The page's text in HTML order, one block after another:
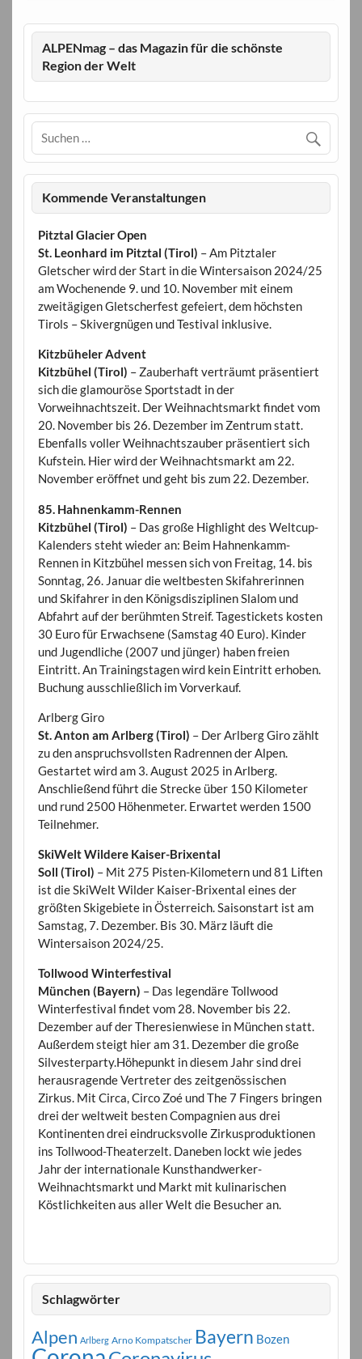
ALPENmag – das Magazin für die schönste
Region der Welt
Kommende Veranstaltungen
Pitztal Glacier Open
St. Leonhard im Pitztal (Tirol) – Am Pitztaler
Gletscher wird der Start in die Wintersaison 2024/25
am Wochenende 9. und 10. November mit einem
zweitägigen Gletscherfest gefeiert, dem höchsten
Tirols – Skivergnügen und Testival inklusive.
Kitzbüheler Advent
Kitzbühel (Tirol) – Zauberhaft verträumt präsentiert
sich die glamouröse Sportstadt in der
Vorweihnachtszeit. Der Weihnachtsmarkt findet vom
20. November bis 26. Dezember im Zentrum statt.
Ebenfalls voller Weihnachtszauber präsentiert sich
Kufstein. Hier wird der Weihnachtsmarkt am 22.
November eröffnet und geht bis zum 22. Dezember.
85. Hahnenkamm-Rennen
Kitzbühel (Tirol) – Das große Highlight des Weltcup-
Kalenders steht wieder an: Beim Hahnenkamm-
Rennen in Kitzbühel messen sich von Freitag, 14. bis
Sonntag, 26. Januar die weltbesten Skifahrerinnen
und Skifahrer in den Königsdisziplinen Slalom und
Abfahrt auf der berühmten Streif. Tagestickets kosten
30 Euro für Erwachsene (Samstag 40 Euro). Kinder
und Jugendliche (2007 und jünger) haben freien
Eintritt. An Trainingstagen wird kein Eintritt erhoben.
Buchung ausschließlich im Vorverkauf.
Arlberg Giro
St. Anton am Arlberg (Tirol) – Der Arlberg Giro zählt
zu den anspruchsvollsten Radrennen der Alpen.
Gestartet wird am 3. August 2025 in Arlberg.
Anschließend führt die Strecke über 150 Kilometer
und rund 2500 Höhenmeter. Erwartet werden 1500
Teilnehmer.
SkiWelt Wildere Kaiser-Brixental
Soll (Tirol) – Mit 275 Pisten-Kilometern und 81 Liften
ist die SkiWelt Wilder Kaiser-Brixental eines der
größten Skigebiete in Österreich. Saisonstart ist am
Samstag, 7. Dezember. Bis 30. März läuft die
Wintersaison 2024/25.
Tollwood Winterfestival
München (Bayern) – Das legendäre Tollwood
Winterfestival findet vom 28. November bis 22.
Dezember auf der Theresienwiese in München statt.
Außerdem steigt hier am 31. Dezember die große
Silvesterparty.Höhepunkt in diesem Jahr sind drei
herausragende Vertreter des zeitgenössischen
Zirkus. Mit Circa, Circo Zoé und The 7 Fingers bringen
drei der weltweit besten Compagnien aus drei
Kontinenten drei eindrucksvolle Zirkusproduktionen
ins Tollwood-Theaterzelt. Daneben lockt wie jedes
Jahr der internationale Kunsthandwerker-
Weihnachtsmarkt und Markt mit kulinarischen
Köstlichkeiten aus aller Welt die Besucher an.
Schlagwörter
Alpen Arlberg Arno Kompatscher Bayern Bozen